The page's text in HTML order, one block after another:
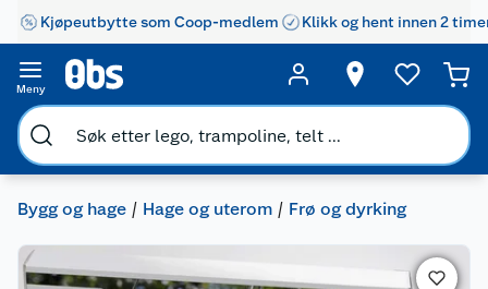
Kjøpeutbytte som Coop-medlem Klikk og hent innen 2
Meny
Bygg og hage Hage og uterom Frø og dyrking